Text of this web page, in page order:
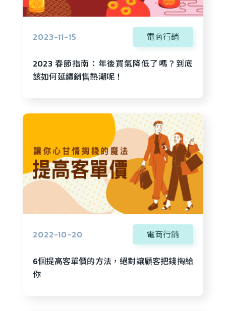
2023-11-15 電商行銷
2023 春節指南：年後買氣降低了嗎？到底
該如何延續銷售熱潮呢！
2022-10-20 電商行銷
6個提高客單價的方法，絕對讓顧客把錢掏給
你